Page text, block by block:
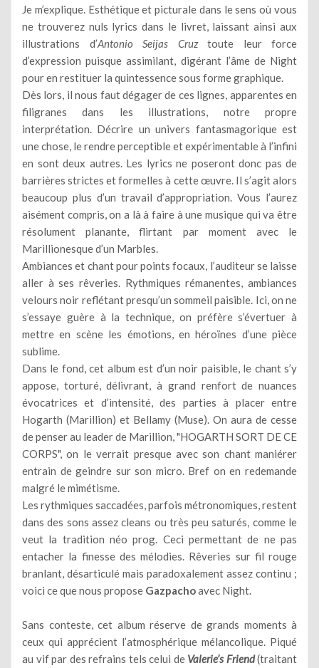
Je m’explique. Esthétique et picturale dans le sens où vous
ne trouverez nuls lyrics dans le livret, laissant ainsi aux
illustrations d’Antonio Seijas Cruztoute leur force
d’expression puisque assimilant, digérant l’âme de Night
pour en restituer la quintessence sous forme graphique.
Dès lors, il nous faut dégager de ces lignes, apparentes en
filigranes dans les illustrations, notre propre
interprétation. Décrire un univers fantasmagorique est
une chose, le rendre perceptible et expérimentable à l’infini
en sont deux autres. Les lyrics ne poseront donc pas de
barrières strictes et formelles à cette œuvre. Il s’agit alors
beaucoup plus d’un travail d’appropriation. Vous l’aurez
aisément compris, on a là à faire à une musique qui va être
résolument planante, flirtant par moment avec le
Marillionesque d’un Marbles.
Ambiances et chant pour points focaux, l’auditeur se laisse
aller à ses rêveries. Rythmiques rémanentes, ambiances
velours noir reflétant presqu’un sommeil paisible. Ici, on ne
s’essaye guère à la technique, on préfère s’évertuer à
mettre en scène les émotions, en héroïnes d’une pièce
sublime.
Dans le fond, cet album est d’un noir paisible, le chant s’y
appose, torturé, délivrant, à grand renfort de nuances
évocatrices et d’intensité, des parties à placer entre
Hogarth (Marillion) et Bellamy (Muse). On aura de cesse
de penser au leader de Marillion, "HOGARTH SORT DE CE
CORPS", on le verrait presque avec son chant maniérer
entrain de geindre sur son micro. Bref on en redemande
malgré le mimétisme.
Les rythmiques saccadées, parfois métronomiques, restent
dans des sons assez cleans ou très peu saturés, comme le
veut la tradition néo prog. Ceci permettant de ne pas
entacher la finesse des mélodies. Rêveries sur fil rouge
branlant, désarticulé mais paradoxalement assez continu ;
voici ce que nous propose Gazpachoavec Night.
Sans conteste, cet album réserve de grands moments à
ceux qui apprécient l’atmosphérique mélancolique. Piqué
au vif par des refrains tels celui de Valerie’s Friend(traitant